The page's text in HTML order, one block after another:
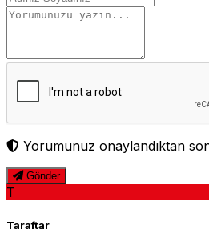
Yorumunuz onaylandıktan
Gönder
T
Taraftar